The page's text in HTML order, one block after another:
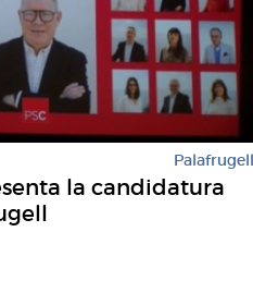
Palafrugell
la candidatura